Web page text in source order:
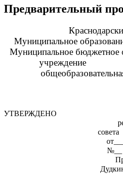
Предварительный
Муниципальное
Муниципальное бюджетное
учреждение
УТВЕРЖДЕНО
решением
совета
от________2014
№__
Председатель